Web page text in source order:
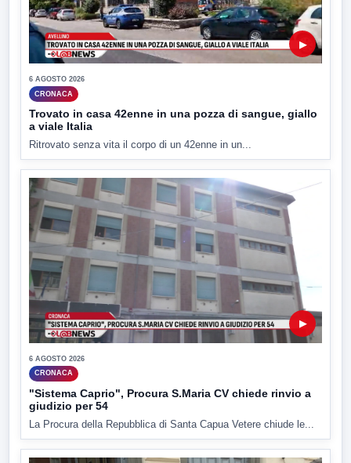
▶
6 AGOSTO 2026
CRONACA
Trovato in casa 42enne in una pozza di sangue, giallo
a viale Italia
Ritrovato senza vita il corpo di un 42enne in un...
▶
6 AGOSTO 2026
CRONACA
"Sistema Caprio", Procura S.Maria CV chiede rinvio a
giudizio per 54
La Procura della Repubblica di Santa Capua Vetere chiude le...